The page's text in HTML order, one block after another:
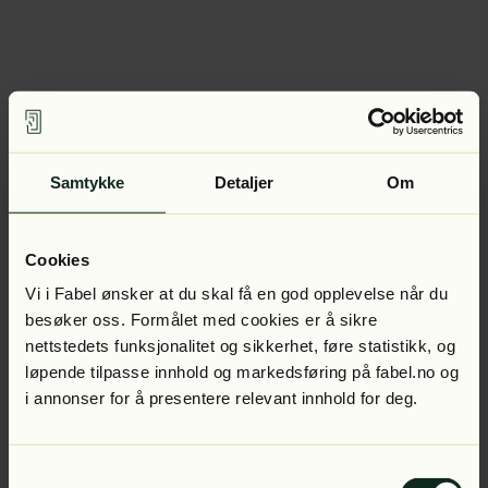
Samtykke Detaljer Om
Cookies
Vi i Fabel ønsker at du skal få en god opplevelse når du
besøker oss. Formålet med cookies er å sikre
nettstedets funksjonalitet og sikkerhet, føre statistikk, og
løpende tilpasse innhold og markedsføring på fabel.no og
i annonser for å presentere relevant innhold for deg.